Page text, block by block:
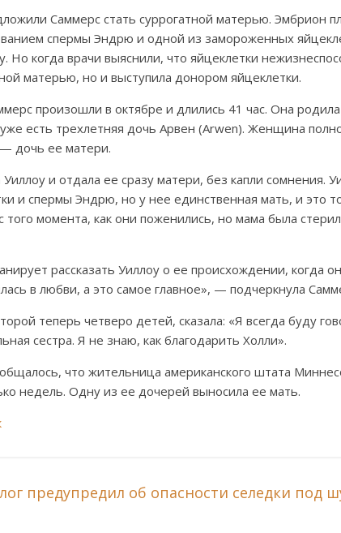
Саммерс стать суррогатной матерью. Эмбрион
спермы Эндрю и одной из замороженных
Но когда врачи выяснили, что яйцеклетки
матерью, но и выступила донором яйцеклетки.
произошли в октябре и длились 41 час. Она
есть трехлетняя дочь Арвен (Arwen). Женщина
дочь ее матери.
и отдала ее сразу матери, без капли
и спермы Эндрю, но у нее единственная мать, и это
того момента, как они поженились, но мама была
рассказать Уиллоу о ее происхождении, когда
в любви, а это самое главное», — подчеркнула
теперь четверо детей, сказала: «Я всегда буду
сестра. Я не знаю, как благодарить Холли».
что жительница американского штата
недель. Одну из ее дочерей выносила ее мать.
предупредил об опасности селедки под